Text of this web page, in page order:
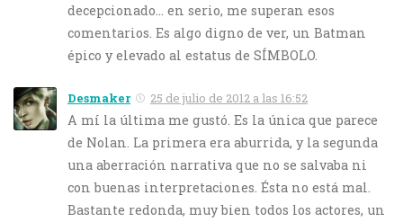
decepcionado… en serio, me superan esos
comentarios. Es algo digno de ver, un Batman
épico y elevado al estatus de SÍMBOLO.
Desmaker 25 de julio de 2012 a las 16:52
A mí la última me gustó. Es la única que parece
de Nolan. La primera era aburrida, y la segunda
una aberración narrativa que no se salvaba ni
con buenas interpretaciones. Ésta no está mal.
Bastante redonda, muy bien todos los actores, un